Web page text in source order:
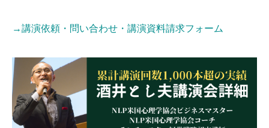
→講演依頼・問い合わせ・講演資料請求フォーム